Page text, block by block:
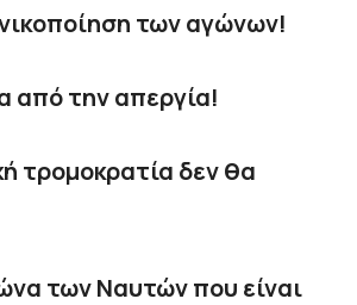
των αγώνων!
από την απεργία!
τρομοκρατία δεν θα
των Ναυτών που είναι